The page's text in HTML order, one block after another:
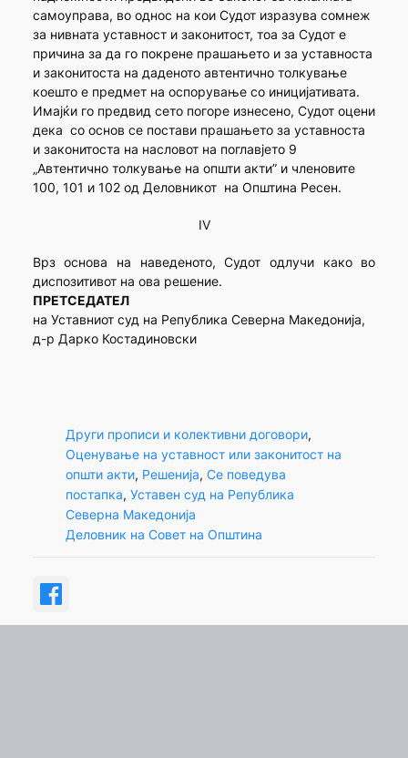
самоуправа, во однос на кои Судот изразува сомнеж
за нивната уставност и законитост, тоа за Судот е
причина за да го покрене прашањето и за уставноста
и законитоста на даденото автентично толкување
коешто е предмет на оспорување со иницијативата.
Имајќи го предвид сето погоре изнесено, Судот оцени
дека со основ се постави прашањето за уставноста
и законитоста на насловот на поглавјето 9
„Автентично толкување на општи акти” и членовите
100, 101 и 102 од Деловникот на Општина Ресен.
IV
Врз основа на наведеното, Судот одлучи како во
диспозитивот на ова решение.
ПРЕТСЕДАТЕЛ
на Уставниот суд на Република Северна Македонија,
д-р Дарко Костадиновски
Други прописи и колективни договори
Оценување на уставност или законитост на
општи акти, Решенија, Се поведува
постапка, Уставен суд на Република
Северна Македонија
Деловник на Совет на Општина